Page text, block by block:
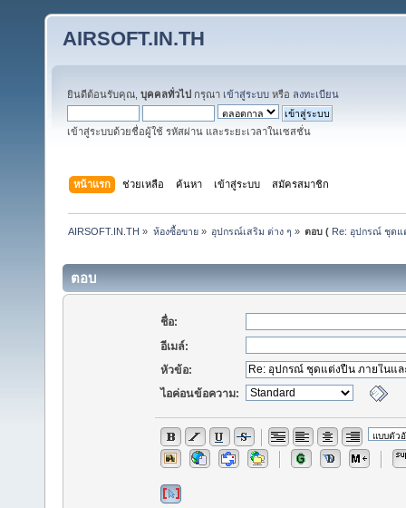
AIRSOFT.IN.TH
ยินดีต้อนรับคุณ, บุคคลทั่วไป กรุณา เข้าสู่ระบบ หรือ ลงทะเบียน
เข้าสู่ระบบด้วยชื่อผู้ใช้ รหัสผ่าน และระยะเวลาในเซสชั่น
หน้าแรก ช่วยเหลือ ค้นหา เข้าสู่ระบบ สมัครสมาชิก
AIRSOFT.IN.TH » ห้องซื้อขาย» อุปกรณ์เสริม ต่าง ๆ » ตอบ ( Re: อุปกรณ์ ชุดแ
ตอบ
ชื่อ:
อีเมล์:
หัวข้อ:
ไอค่อนข้อความ: